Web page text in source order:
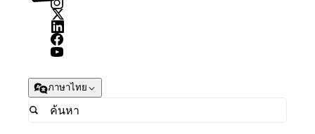
ภาษาไทย